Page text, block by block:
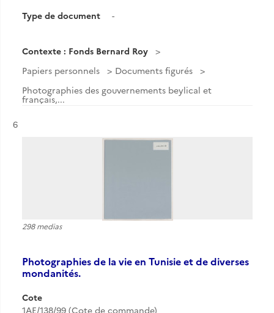
Type de document
-
Contexte : Fonds Bernard Roy
Papiers personnels
Documents figurés
Photographies des gouvernements beylical et
français,...
Résultat n°
6
298 medias
Photographies de la vie en Tunisie et de diverses
mondanités.
Cote
1AE/138/99 (Cote de commande)